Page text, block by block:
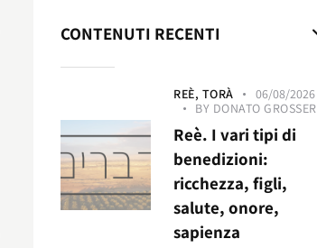
CONTENUTI RECENTI
REÈ, TORÀ
06/08/2026
BY DONATO GROSSER
Reè. I vari tipi di
benedizioni:
ricchezza, figli,
salute, onore,
sapienza